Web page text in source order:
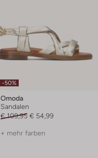
-50%
Omoda
Sandalen
€ 109,95 € 54,99
+ mehr farben